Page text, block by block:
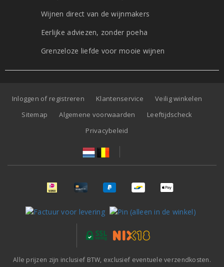
Wijnen direct van de wijnmakers
Eerlijke adviezen, zonder poeha
Grenzeloze liefde voor mooie wijnen
Inloggen of registreren Klantenservice
Veilig winkelen
Sitemap
Algemene voorwaarden
Leeftijdscheck
Privacybeleid
Alle prijzen zijn inclusief BTW, exclusief eventuele verzendkosten.